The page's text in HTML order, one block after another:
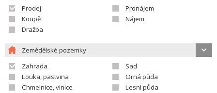
Prodej
Pronájem
Koupě
Nájem
Dražba
Zemědělské pozemky
Zahrada
Sad
Louka, pastvina
Orná půda
Chmelnice, vinice
Lesní půda